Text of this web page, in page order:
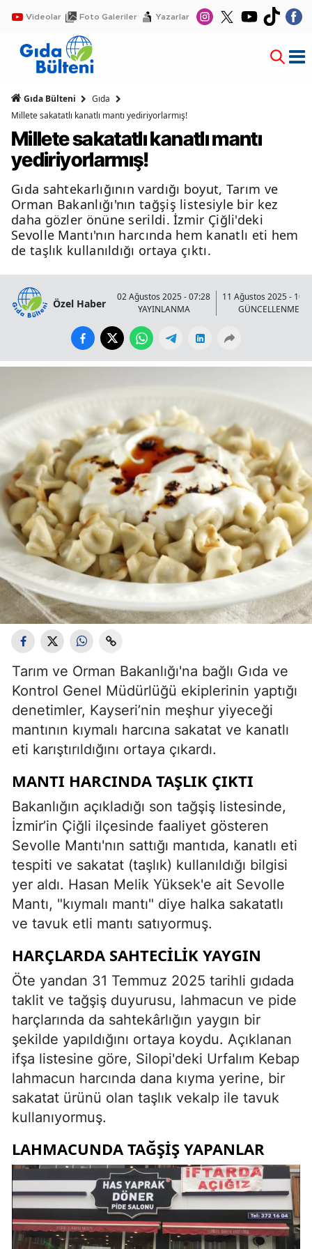
Videolar Foto Galeriler Yazarlar
Gıda Bülteni
Gıda
Millete sakatatlı kanatlı mantı yediriyorlarmış!
Millete sakatatlı kanatlı mantı
yediriyorlarmış!
Gıda sahtekarlığının vardığı boyut, Tarım ve
Orman Bakanlığı'nın tağşiş listesiyle bir kez
daha gözler önüne serildi. İzmir Çiğli'deki
Sevolle Mantı'nın harcında hem kanatlı eti hem
de taşlık kullanıldığı ortaya çıktı.
Özel Haber
02 Ağustos 2025 - 07:28
YAYINLANMA
11 Ağustos 2025 -
GÜNCELLENME
Tarım ve Orman Bakanlığı'na bağlı Gıda ve
Kontrol Genel Müdürlüğü ekiplerinin yaptığı
denetimler, Kayseri’nin meşhur yiyeceği
mantının kıymalı harcına sakatat ve kanatlı
eti karıştırıldığını ortaya çıkardı.
MANTI HARCINDA TAŞLIK ÇIKTI
Bakanlığın açıkladığı son tağşiş listesinde,
İzmir’in Çiğli ilçesinde faaliyet gösteren
Sevolle Mantı'nın sattığı mantıda, kanatlı eti
tespiti ve sakatat (taşlık) kullanıldığı bilgisi
yer aldı. Hasan Melik Yüksek'e ait Sevolle
Mantı, "kıymalı mantı" diye halka sakatatlı
ve tavuk etli mantı satıyormuş.
HARÇLARDA SAHTECİLİK YAYGIN
Öte yandan 31 Temmuz 2025 tarihli gıdada
taklit ve tağşiş duyurusu, lahmacun ve pide
harçlarında da sahtekârlığın yaygın bir
şekilde yapıldığını ortaya koydu. Açıklanan
ifşa listesine göre, Silopi'deki Urfalım Kebap
lahmacun harcında dana kıyma yerine, bir
sakatat ürünü olan taşlık vekalp ile tavuk
kullanıyormuş.
LAHMACUNDA TAĞŞİŞ YAPANLAR